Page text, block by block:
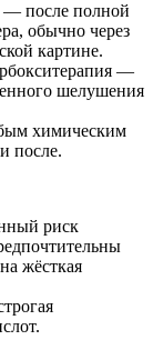
— после полной
обычно через
картине.
—
шелушения
химическим
после.
риск
жёсткая